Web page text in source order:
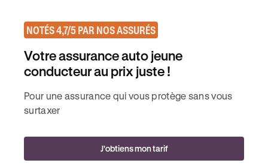
NOTÉS 4,7/5 PAR NOS ASSURÉS
Votre assurance auto jeune
conducteur au prix juste !
Pour une assurance qui vous protège sans vous
surtaxer
J'obtiens mon tarif